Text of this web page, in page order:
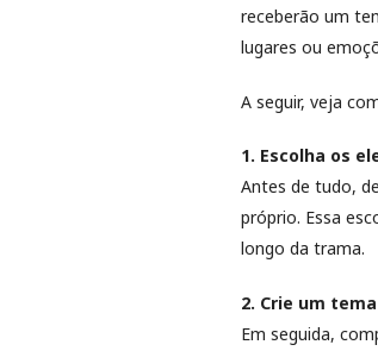
receberão um
lugares ou
A seguir, veja
1. Escolha os
Antes de tudo,
próprio. Essa
longo da trama.
2. Crie um
Em seguida,